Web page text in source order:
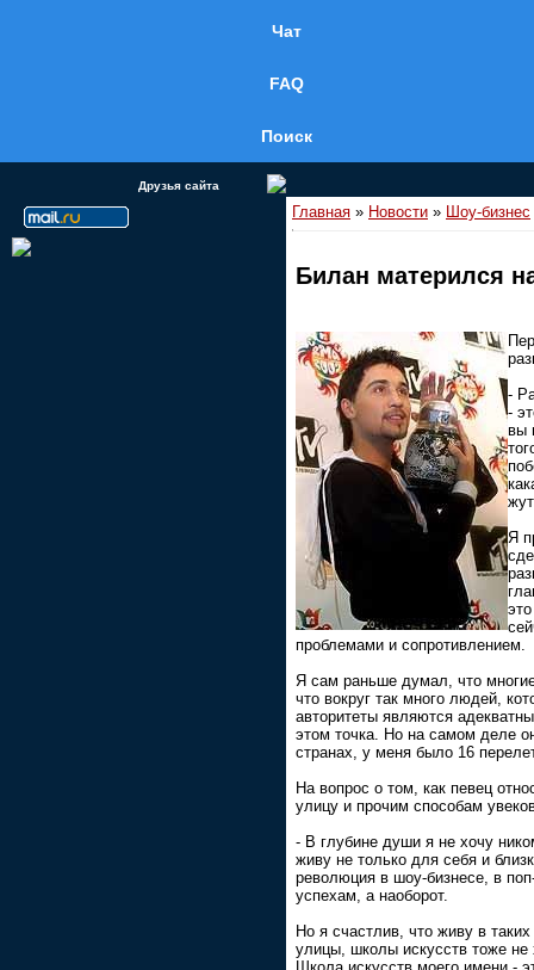
Чат
FAQ
Поиск
Друзья сайта
Главная » Новости » Шоу-бизнес
Билан матерился
-
-
вы
Я
проблемами и сопротивлением.
Я сам раньше думал, что
что вокруг так много людей,
авторитеты являются
этом точка. Но на самом деле
странах, у меня было 16
На вопрос о том, как певец
улицу и прочим способам
- В глубине души я не хочу
живу не только для себя и
революция в шоу-бизнесе, в
успехам, а наоборот.
Но я счастлив, что живу в
улицы, школы искусств тоже